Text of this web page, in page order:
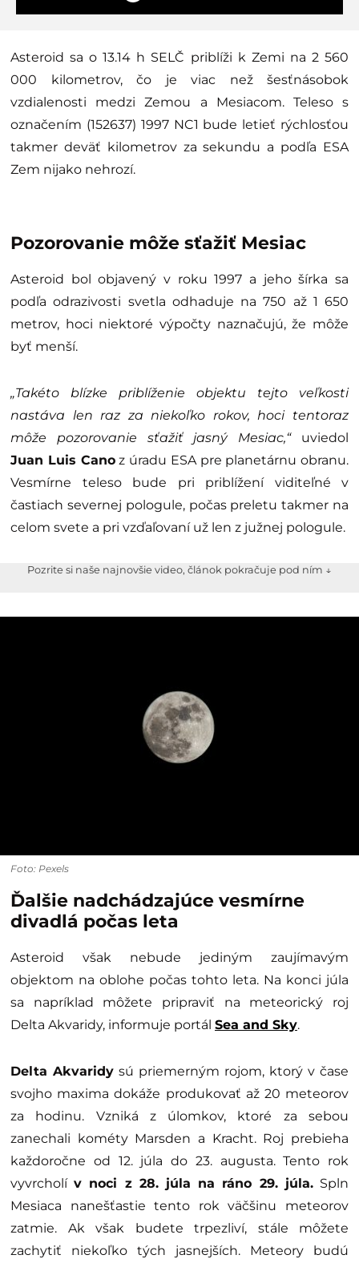
Asteroid sa o 13.14 h SELČ priblíži k Zemi na 2 560
000 kilometrov, čo je viac než šesťnásobok
vzdialenosti medzi Zemou a Mesiacom. Teleso s
označením (152637) 1997 NC1 bude letieť rýchlosťou
takmer deväť kilometrov za sekundu a podľa ESA
Zem nijako nehrozí.
Pozorovanie môže sťažiť Mesiac
Asteroid bol objavený v roku 1997 a jeho šírka sa
podľa odrazivosti svetla odhaduje na 750 až 1 650
metrov, hoci niektoré výpočty naznačujú, že môže
byť menší.
„Takéto blízke priblíženie objektu tejto veľkosti
nastáva len raz za niekoľko rokov, hoci tentoraz
môže pozorovanie sťažiť jasný Mesiac,“uviedol
Juan Luis Canoz úradu ESA pre planetárnu obranu.
Vesmírne teleso bude pri priblížení viditeľné v
častiach severnej pologule, počas preletu takmer na
celom svete a pri vzďaľovaní už len z južnej pologule.
Pozrite si naše najnovšie video, článok pokračuje pod ním ↓
Foto: Pexels
Ďalšie nadchádzajúce vesmírne
divadlá počas leta
Asteroid však nebude jediným zaujímavým
objektom na oblohe počas tohto leta. Na konci júla
sa napríklad môžete pripraviť na meteorický roj
Delta Akvaridy, informuje portál Sea and Sky.
Delta Akvaridy sú priemerným rojom, ktorý v čase
svojho maxima dokáže produkovať až 20 meteorov
za hodinu. Vzniká z úlomkov, ktoré za sebou
zanechali kométy Marsden a Kracht. Roj prebieha
každoročne od 12. júla do 23. augusta. Tento rok
vyvrcholív noci z 28. júla na ráno 29. júla.Spln
Mesiaca nanešťastie tento rok väčšinu meteorov
zatmie. Ak však budete trpezliví, stále môžete
zachytiť niekoľko tých jasnejších. Meteory budú